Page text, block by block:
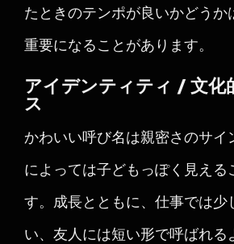
たときのテンポが良いかどうか
重要になることがあります。
アイデンティティ / 文化
ス
かわいい呼び名は親密さのサイ
によっては子どもっぽく見える
す。成長とともに、仕事では少
い、友人には短い形で呼ばれる